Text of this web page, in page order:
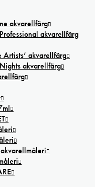
akvarellfärg
akvarellfärg
Artists’ akvarellfärg
akvarellfärg